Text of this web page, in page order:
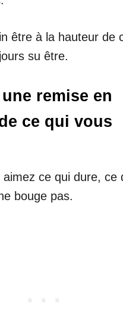
être à la hauteur de
su être.
remise en
ce qui vous
aimez ce qui dure, ce
bouge pas.